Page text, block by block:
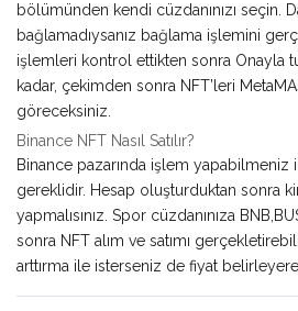
bölümünden kendi cüzdanınızı seçin.
bağlamadıysanız bağlama işlemini
işlemleri kontrol ettikten sonra Onayla
kadar, çekimden sonra NFT’leri
göreceksiniz.
Binance NFT Nasıl Satılır?
Binance pazarında işlem yapabilmeniz
gereklidir. Hesap oluşturduktan sonra
yapmalısınız. Spor cüzdanınıza
sonra NFT alım ve satımı
arttırma ile isterseniz de fiyat